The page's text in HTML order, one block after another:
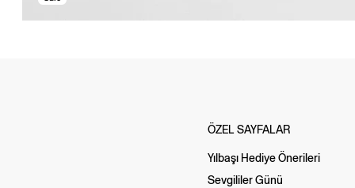
ÖZEL SAYFALAR
Yılbaşı Hediye Önerileri
Sevgililer Günü